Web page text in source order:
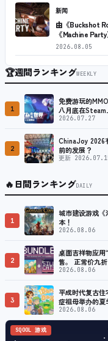
新闻
由《Buckshot
《Machine
2026.08.05
🏆週間ランキングWEEKLY
1
免费游玩的
八月底在Steam
2026.07.27
2
ChinaJoy 2026
前的发展？
更新
🔥日間ランキングDAILY
1
城市建设游戏《
本！
2026.08.06
2
桌面吉祥物应
售。 正常价九折
2026.08.06
3
平成时代复古住
症祖母举办的夏
2026.08.06
SQOOL 游戏